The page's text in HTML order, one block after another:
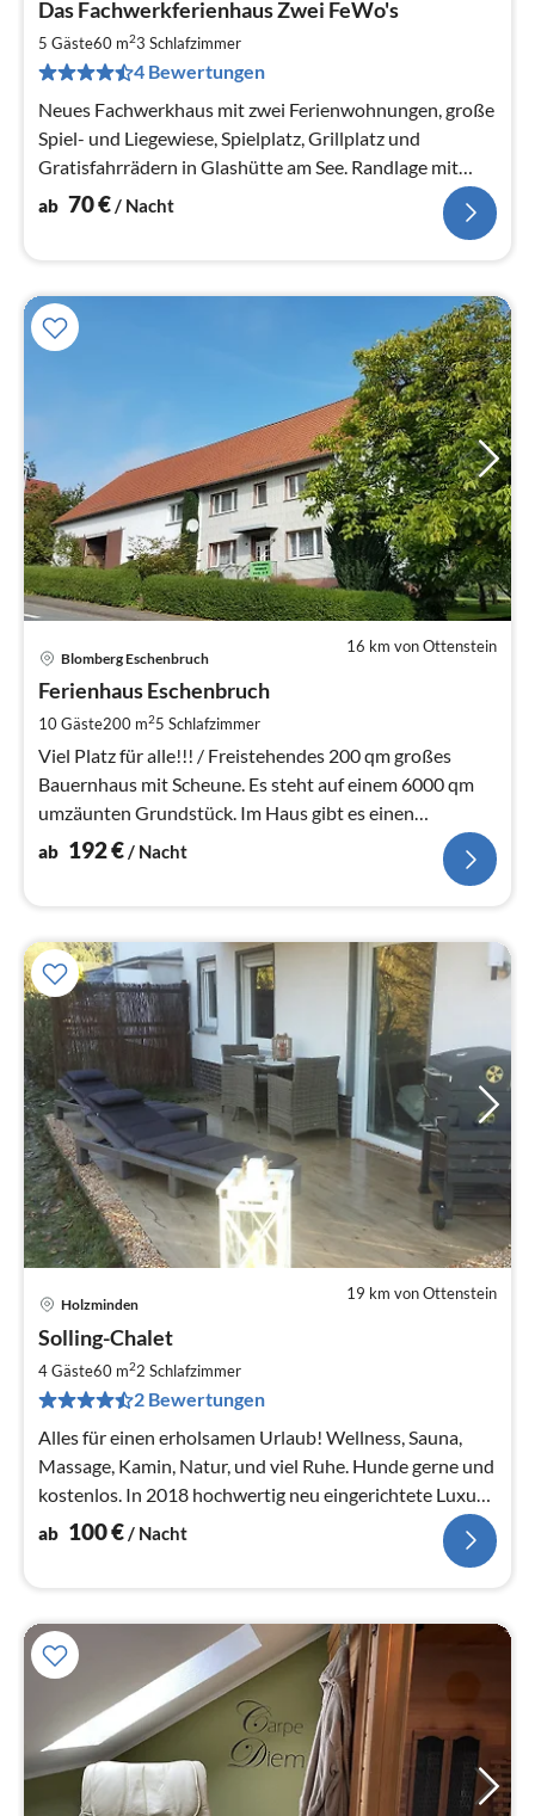
Das Fachwerkferienhaus Zwei FeWo's
5 Gäste60 m23 Schlafzimmer
4 Bewertungen
Neues Fachwerkhaus mit zwei Ferienwohnungen, große
Spiel- und Liegewiese, Spielplatz, Grillplatz und
Gratisfahrrädern in Glashütte am See. Randlage mit
Blick in Wälder und Wiesen.
ab 70€/ Nacht
16 km von Ottenstein
Blomberg Eschenbruch
Ferienhaus Eschenbruch
10 Gäste200 m25 Schlafzimmer
Viel Platz für alle!!! / Freistehendes 200 qm großes
Bauernhaus mit Scheune. Es steht auf einem 6000 qm
umzäunten Grundstück. Im Haus gibt es einen
kostenlosen WLAN-Anschluss
ab 192€/ Nacht
19 km von Ottenstein
Holzminden
Solling-Chalet
4 Gäste60 m22 Schlafzimmer
2 Bewertungen
Alles für einen erholsamen Urlaub! Wellness, Sauna,
Massage, Kamin, Natur, und viel Ruhe. Hunde gerne und
kostenlos. In 2018 hochwertig neu eingerichtete Luxus-
Ferienwohnung.
ab 100€ / Nacht